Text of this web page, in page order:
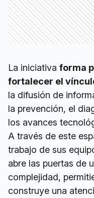
La iniciativa forma
fortalecer el
la difusión de
la prevención, el
los avances
A través de este
trabajo de sus
abre las puertas de
complejidad,
construye una